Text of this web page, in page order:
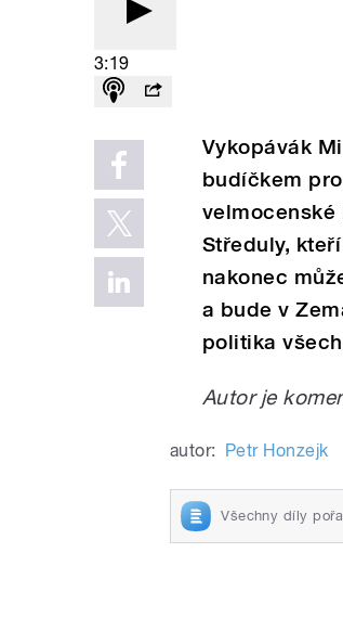
3:19
Vykopávák
budíčkem
velmocenské
Středuly,
nakonec
a bude v
politika
Autor je
autor: Petr Honzejk
Všechny díly